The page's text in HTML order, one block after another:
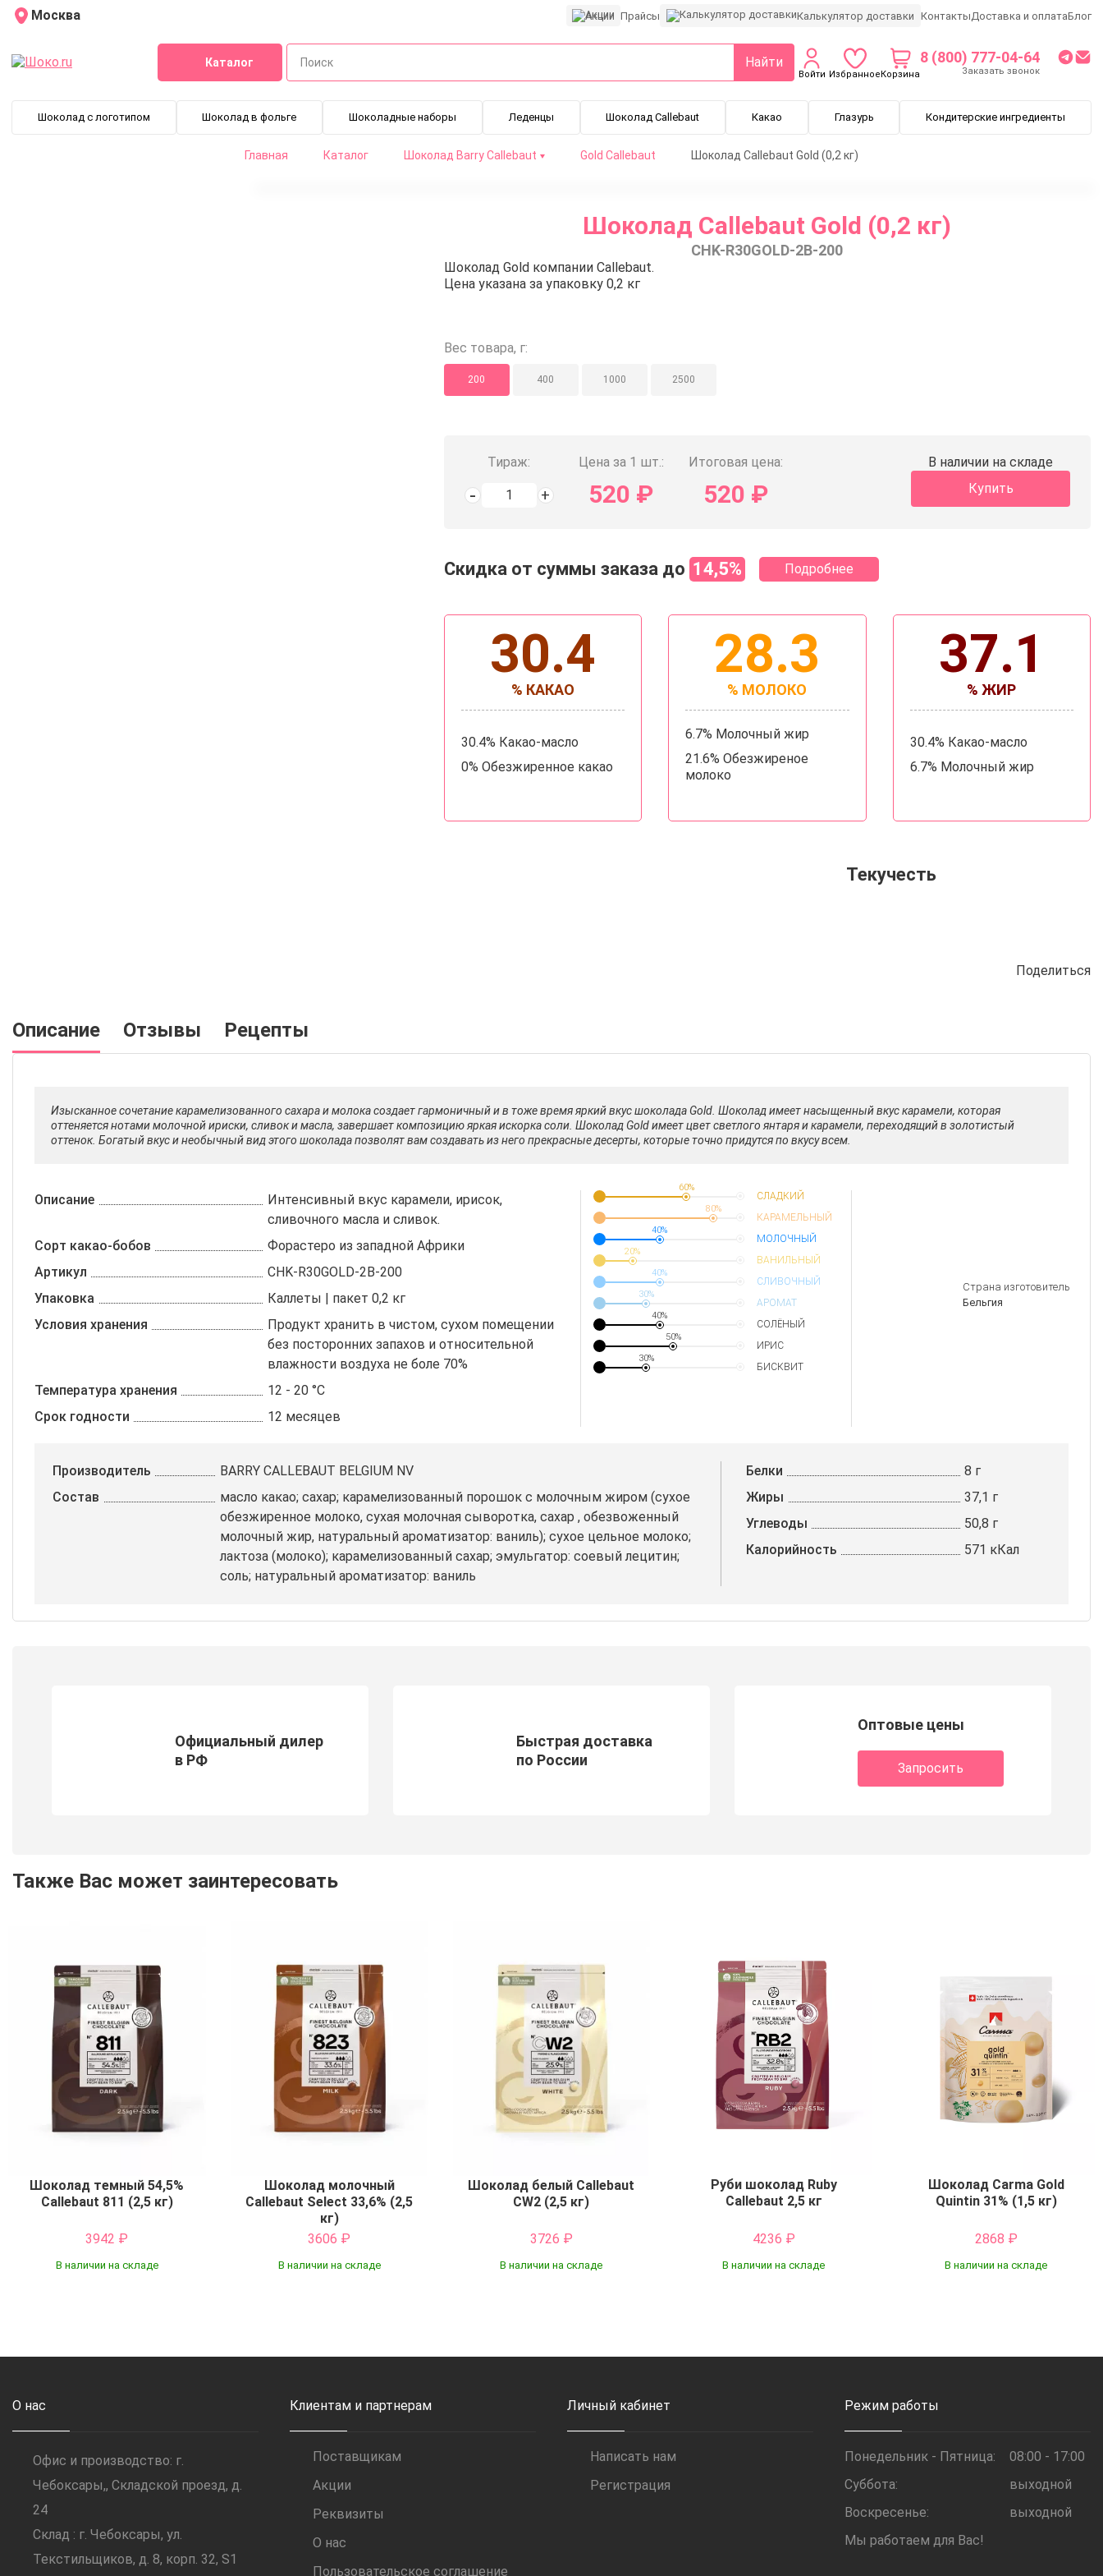
Москва Акции Прайсы Калькулятор доставки КонтактыДоставка и оплатаБлог
Каталог Найти
Войти ИзбранноеКорзина
8 (800) 777-04-64
Заказать звонок
Шоколад с логотипом Шоколад в фольге Шоколадные наборы Леденцы Шоколад Callebaut Какао Глазурь Кондитерские ингредиенты
Главная Каталог Шоколад Barry Callebaut Gold Callebaut Шоколад Callebaut Gold (0,2 кг)
Шоколад Callebaut Gold (0,2 кг)
CHK-R30GOLD-2B-200
Шоколад Gold компании Callebaut.
Цена указана за упаковку 0,2 кг
Вес товара, г:
200 400 1000 2500
Тираж: Цена за 1 шт.:
520 ₽
Итоговая цена:
520 ₽
В наличии на складе
Купить
Скидка от суммы заказа до 14,5% Подробнее
30.4
% КАКАО
30.4% Какао-масло
0% Обезжиренное какао
28.3
% МОЛОКО
6.7% Молочный жир
21.6% Обезжиреное
молоко
37.1
% ЖИР
30.4% Какао-масло
6.7% Молочный жир
Текучесть
Поделиться
Описание Отзывы Рецепты
Изысканное сочетание карамелизованного сахара и молока создает гармоничный и в тоже время яркий вкус шоколада Gold. Шоколад имеет насыщенный вкус карамели, которая
оттеняется нотами молочной ириски, сливок и масла, завершает композицию яркая искорка соли. Шоколад Gold имеет цвет светлого янтаря и карамели, переходящий в золотистый
оттенок. Богатый вкус и необычный вид этого шоколада позволят вам создавать из него прекрасные десерты, которые точно придутся по вкусу всем.
Описание
Интенсивный вкус карамели, ирисок,
сливочного масла и сливок.
Сорт какао-бобов
Форастеро из западной Африки
Артикул
CHK-R30GOLD-2B-200
Упаковка
Каллеты | пакет 0,2 кг
Условия хранения
Продукт хранить в чистом, сухом помещении
без посторонних запахов и относительной
влажности воздуха не боле 70%
Температура хранения
12 - 20 °C
Срок годности
12 месяцев
60%
СЛАДКИЙ
80%
КАРАМЕЛЬНЫЙ
40%
МОЛОЧНЫЙ
20%
ВАНИЛЬНЫЙ
40%
СЛИВОЧНЫЙ
30%
АРОМАТ
40%
СОЛЁНЫЙ
50%
ИРИС
30%
БИСКВИТ
Страна изготовитель
Бельгия
Производитель
BARRY CALLEBAUT BELGIUM NV
Состав
масло какао; сахар; карамелизованный порошок с молочным жиром (сухое
обезжиренное молоко, сухая молочная сыворотка, сахар , обезвоженный
молочный жир, натуральный ароматизатор: ваниль); сухое цельное молоко;
лактоза (молоко); карамелизованный сахар; эмульгатор: соевый лецитин;
cоль; натуральный ароматизатор: ваниль
Белки
8 г
Жиры
37,1 г
Углеводы
50,8 г
Калорийность
571 кКал
Официальный дилер
в РФ
Быстрая доставка
по России
Оптовые цены
Запросить
Также Вас может заинтересовать
Шоколад темный 54,5%
Callebaut 811 (2,5 кг)
3942 ₽
В наличии на складе
Шоколад молочный
Callebaut Select 33,6% (2,5
кг)
3606 ₽
В наличии на складе
Шоколад белый Callebaut
CW2 (2,5 кг)
3726 ₽
В наличии на складе
Руби шоколад Ruby
Callebaut 2,5 кг
4236 ₽
В наличии на складе
Шоколад Carma Gold
Quintin 31% (1,5 кг)
2868 ₽
В наличии на складе
О нас
Офис и производство: г.
Чебоксары,, Складской проезд, д.
24
Склад : г. Чебоксары, ул.
Текстильщиков, д. 8, корп. 32, S1
Клиентам и партнерам
Поставщикам
Акции
Реквизиты
О нас
Пользовательское соглашение
Личный кабинет
Написать нам
Регистрация
Режим работы
Понедельник - Пятница:
08:00 - 17:00
Суббота:
выходной
Воскресенье:
выходной
Мы работаем для Вас!